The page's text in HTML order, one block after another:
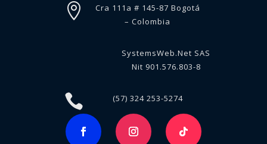

Cra 111a # 145-87 Bogotá
– Colombia
SystemsWeb.Net SAS
Nit 901.576.803-8
 (57) 324 253-5274